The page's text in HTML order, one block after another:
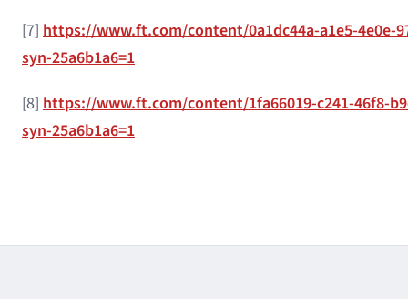
[7] https://www.ft.com/content/0a1dc44a-a1e5-4e0e-
syn-25a6b1a6=1
[8] https://www.ft.com/content/1fa66019-c241-46f8-
syn-25a6b1a6=1